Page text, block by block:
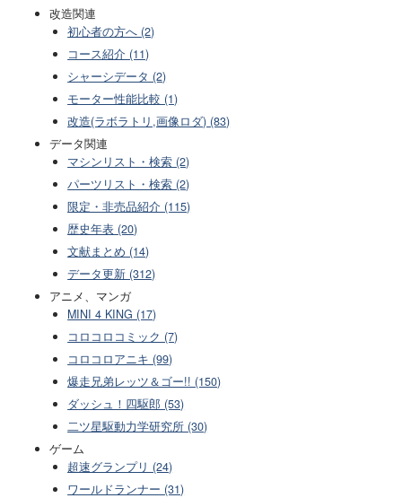
改造関連
初心者の方へ (2)
コース紹介 (11)
シャーシデータ (2)
モーター性能比較 (1)
改造(ラボラトリ,画像ロダ) (83)
データ関連
マシンリスト・検索 (2)
パーツリスト・検索 (2)
限定・非売品紹介 (115)
歴史年表 (20)
文献まとめ (14)
データ更新 (312)
アニメ、マンガ
MINI 4 KING (17)
コロコロコミック (7)
コロコロアニキ (99)
爆走兄弟レッツ＆ゴー!! (150)
ダッシュ！四駆郎 (53)
二ツ星駆動力学研究所 (30)
ゲーム
超速グランプリ (24)
ワールドランナー (31)